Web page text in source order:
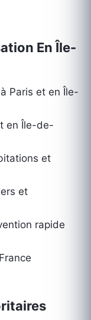
En Île-
Paris et en Île-
en Île-de-
et
et
rapide